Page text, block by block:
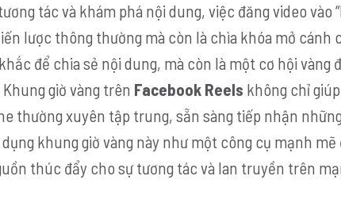
tác và khám phá nội dung, việc đăng video vào
lược thông thường mà còn là chìa khóa mở cánh
để chia sẻ nội dung, mà còn là một cơ hội vàng
giờ vàng trên Facebook Reels không chỉ
thường xuyên tập trung, sẵn sàng tiếp nhận
khung giờ vàng này như một công cụ mạnh mẽ
thúc đẩy cho sự tương tác và lan truyền trên